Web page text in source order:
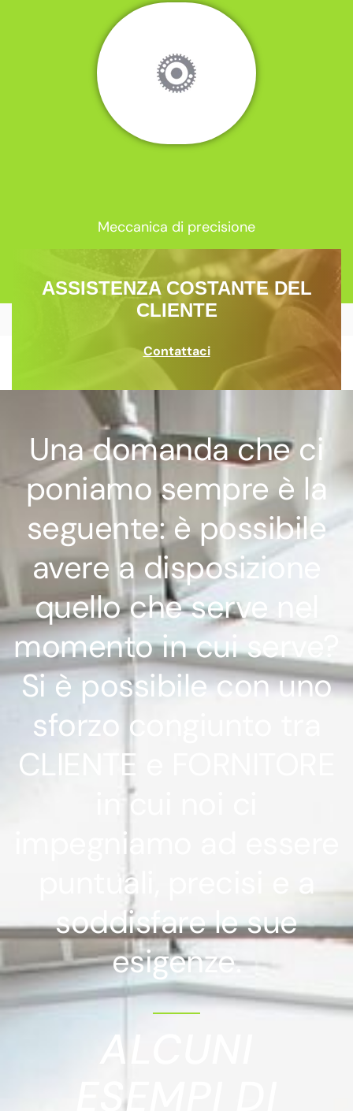
Meccanica di precisione
ASSISTENZA COSTANTE DEL
CLIENTE
Contattaci
Una domanda che ci
poniamo sempre è la
seguente: è possibile
avere a disposizione
quello che serve nel
momento in cui serve?
Si è possibile con uno
sforzo congiunto tra
CLIENTE e FORNITORE
in cui noi ci
impegniamo ad essere
puntuali, precisi e a
soddisfare le sue
esigenze.
ALCUNI
ESEMPI DI